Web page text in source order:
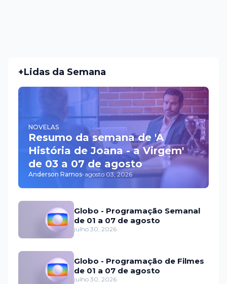
+Lidas da Semana
NOVELAS
Resumo da semana de 'A
História de Joana - a Virgem'
de 03 a 07 de agosto
Anderson Ramos-agosto 03, 2026
Globo - Programação Semanal
de 01 a 07 de agosto
julho 30, 2026
Globo - Programação de Filmes
de 01 a 07 de agosto
julho 30, 2026